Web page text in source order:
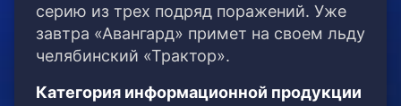
серию из трех подряд поражений. Уже
завтра «Авангард» примет на своем льду
челябинский «Трактор».
Категория информационной продукции